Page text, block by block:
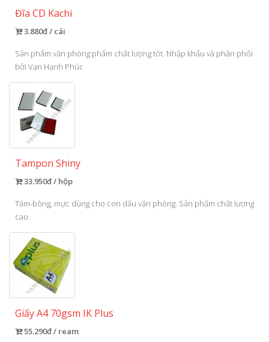
Đĩa CD Kachi
3.880đ / cái
Sản phẩm văn phòng phẩm chất lượng tốt. Nhập khẩu và phân phối
bởi Vạn Hạnh Phúc
Tampon Shiny
33.950đ / hộp
Tăm-bông, mực dùng cho con dấu văn phòng. Sản phẩm chất lượng
cao.
Giấy A4 70gsm IK Plus
55.290đ / ream